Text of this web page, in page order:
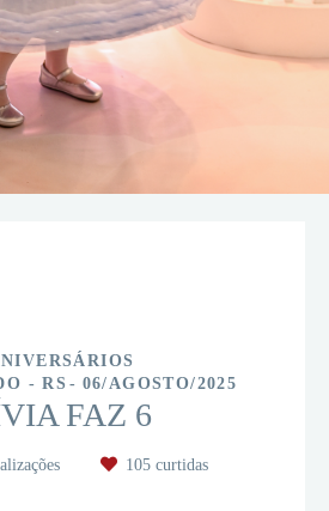
- RS
06/AGOSTO/2025
FAZ 6
105curtidas